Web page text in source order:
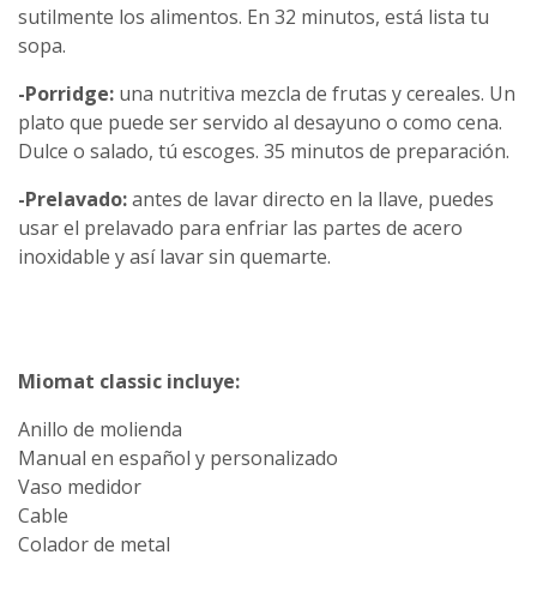
sutilmente los alimentos. En 32 minutos, está lista tu
sopa.
-Porridge: una nutritiva mezcla de frutas y cereales. Un
plato que puede ser servido al desayuno o como cena.
Dulce o salado, tú escoges. 35 minutos de preparación.
-Prelavado:antes de lavar directo en la llave, puedes
usar el prelavado para enfriar las partes de acero
inoxidable y así lavar sin quemarte.
Miomat classic incluye:
Anillo de molienda
Manual en español y personalizado
Vaso medidor
Cable
Colador de metal